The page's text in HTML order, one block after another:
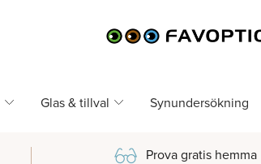
Glas & tillval Synundersökning
Prova gratis hemma